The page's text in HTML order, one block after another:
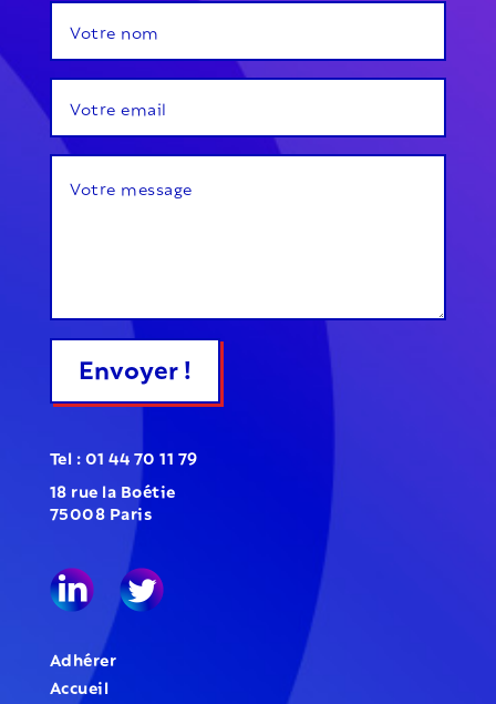
Envoyer !
Tel : 01 44 70 11 79
18 rue la Boétie
75008 Paris
Adhérer
Accueil